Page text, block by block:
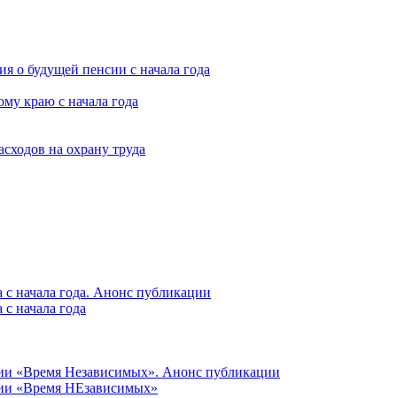
о будущей пенсии с начала года
краю с начала года
на охрану труда
начала года. Анонс публикации
начала года
«Время Независимых». Анонс публикации
«Время НЕзависимых»